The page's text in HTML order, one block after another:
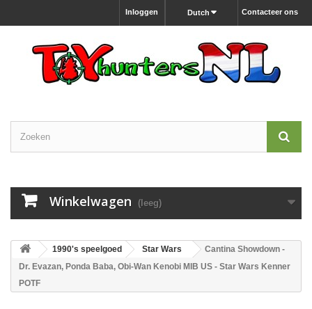
Contacteer ons
Dutch
Inloggen
Winkelwagen (leeg)
1990's speelgoed Star Wars
Cantina Showdown -
Dr. Evazan, Ponda Baba, Obi-Wan Kenobi MIB US - Star Wars Kenner
POTF